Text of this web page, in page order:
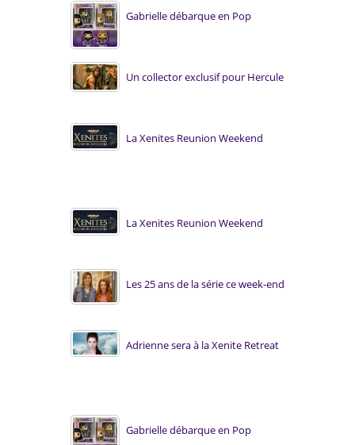
Gabrielle débarque en Pop
Un collector exclusif pour Hercule
La Xenites Reunion Weekend
La Xenites Reunion Weekend
Les 25 ans de la série ce week-end
Adrienne sera à la Xenite Retreat
Gabrielle débarque en Pop